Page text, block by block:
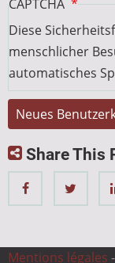
CAPTCHA
Diese
menschlicher
automatisches
Share This
Mentions légales -